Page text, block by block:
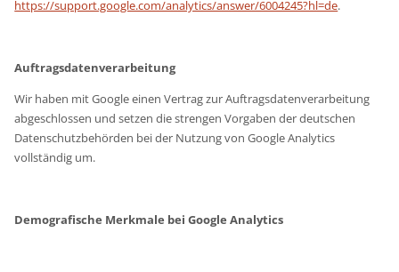
https://support.google.com/analytics/answer/6004245?hl=de.
Auftragsdatenverarbeitung
Wir haben mit Google einen Vertrag zur Auftragsdatenverarbeitung
abgeschlossen und setzen die strengen Vorgaben der deutschen
Datenschutzbehörden bei der Nutzung von Google Analytics
vollständig um.
Demografische Merkmale bei Google Analytics